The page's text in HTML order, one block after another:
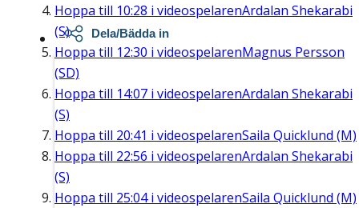
Hoppa till 10:28 i videospelarenArdalan Shekarabi
(S)
Hoppa till 12:30 i videospelarenMagnus Persson
(SD)
Hoppa till 14:07 i videospelarenArdalan Shekarabi
(S)
Hoppa till 20:41 i videospelarenSaila Quicklund (M)
Hoppa till 22:56 i videospelarenArdalan Shekarabi
(S)
Hoppa till 25:04i videospelarenSaila Quicklund (M)
Dela/Bädda in